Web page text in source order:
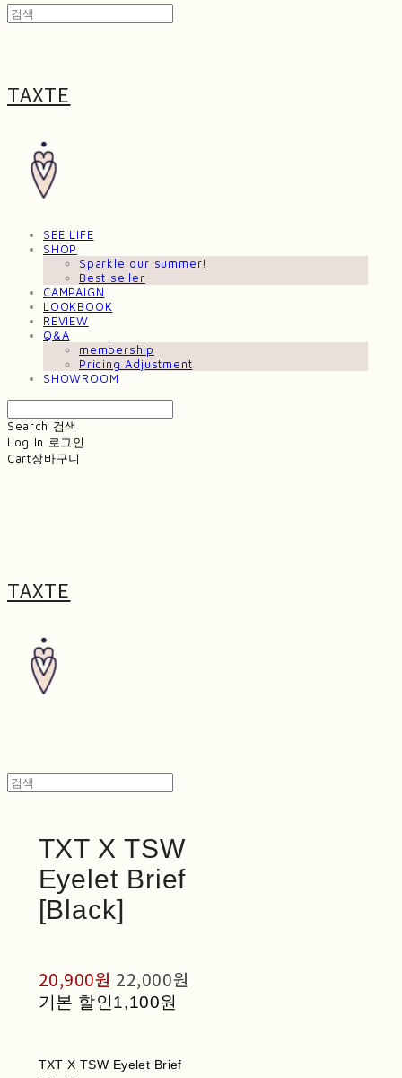
TAXTE
SEE LIFE
SHOP
Sparkle our summer!
Best seller
CAMPAIGN
LOOKBOOK
REVIEW
Q&A
membership
Pricing Adjustment
SHOWROOM
Search 검색
Log In 로그인
Cart장바구니
TAXTE
TXT X TSW
Eyelet Brief
[Black]
20,900원 22,000원
기본 할인1,100원
TXT X TSW Eyelet Brief